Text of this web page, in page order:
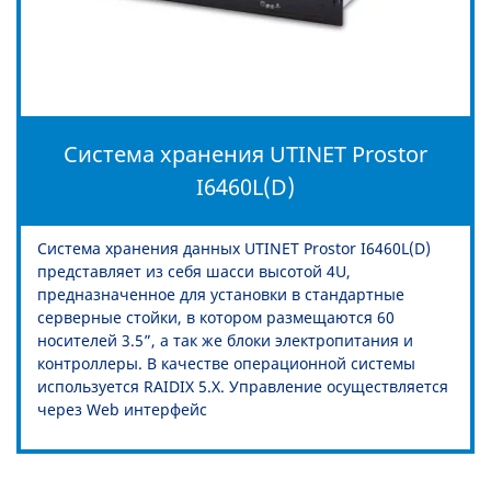
Система хранения UTINET Prostor
I6460L(D)
Система хранения данных UTINET Prostor I6460L(D)
представляет из себя шасси высотой 4U,
предназначенное для установки в стандартные
серверные стойки, в котором размещаются 60
носителей 3.5”, а так же блоки электропитания и
контроллеры. В качестве операционной системы
используется RAIDIX 5.X. Управление осуществляется
через Web интерфейс